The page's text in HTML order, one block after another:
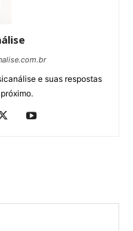
e suas respostas